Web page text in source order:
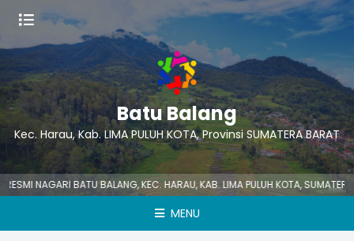
Batu Balang
Kec. Harau, Kab. LIMA PULUH KOTA, Provinsi SUMATERA BARAT
NAGARI BATU BALANG, KEC. HARAU, KAB. LIMA PULUH KOTA, SUMATERA
MENU